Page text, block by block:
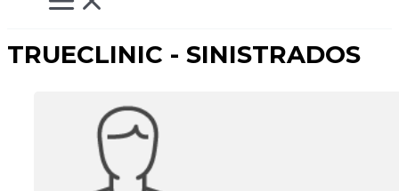
TRUECLINIC - SINISTRADOS